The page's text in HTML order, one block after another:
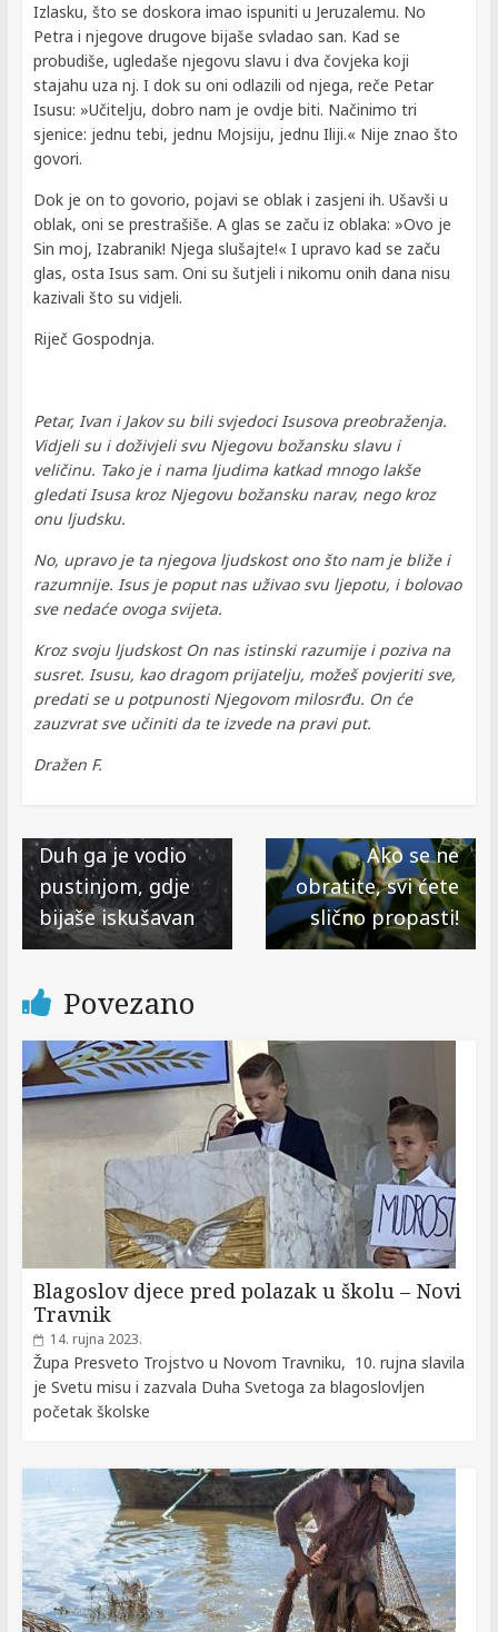
Izlasku, što se doskora imao ispuniti u Jeruzalemu. No
Petra i njegove drugove bijaše svladao san. Kad se
probudiše, ugledaše njegovu slavu i dva čovjeka koji
stajahu uza nj. I dok su oni odlazili od njega, reče Petar
Isusu: »Učitelju, dobro nam je ovdje biti. Načinimo tri
sjenice: jednu tebi, jednu Mojsiju, jednu Iliji.« Nije znao što
govori.
Dok je on to govorio, pojavi se oblak i zasjeni ih. Ušavši u
oblak, oni se prestrašiše. A glas se začu iz oblaka: »Ovo je
Sin moj, Izabranik! Njega slušajte!« I upravo kad se začu
glas, osta Isus sam. Oni su šutjeli i nikomu onih dana nisu
kazivali što su vidjeli.
Riječ Gospodnja.
Petar, Ivan i Jakov su bili svjedoci Isusova preobraženja.
Vidjeli su i doživjeli svu Njegovu božansku slavu i
veličinu. Tako je i nama ljudima katkad mnogo lakše
gledati Isusa kroz Njegovu božansku narav, nego kroz
onu ljudsku.
No, upravo je ta njegova ljudskost ono što nam je bliže i
razumnije. Isus je poput nas uživao svu ljepotu, i bolovao
sve nedaće ovoga svijeta.
Kroz svoju ljudskost On nas istinski razumije i poziva na
susret. Isusu, kao dragom prijatelju, možeš povjeriti sve,
predati se u potpunosti Njegovom milosrđu. On će
zauzvrat sve učiniti da te izvede na pravi put.
Dražen F.
Duh ga je vodio
pustinjom, gdje
bijaše iskušavan
Ako se ne
obratite, svi ćete
slično propasti!
Povezano
Blagoslov djece pred polazak u školu – Novi
Travnik
14. rujna 2023.
Župa Presveto Trojstvo u Novom Travniku, 10. rujna slavila
je Svetu misu i zazvala Duha Svetoga za blagoslovljen
početak školske